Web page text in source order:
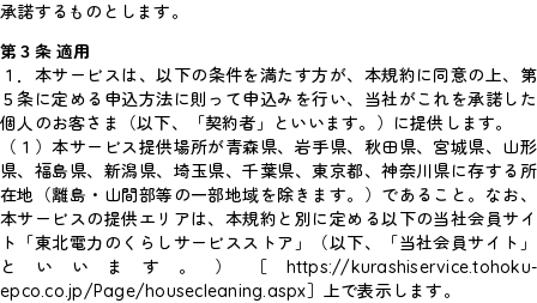
承諾するものとします。
第３条 適用
１． 本サービスは、以下の条件を満たす方が、本規約に同意の上、第
５条に定める申込方法に則って申込みを行い、当社がこれを承諾した
個人のお客さま（以下、「契約者」といいます。）に提供します。
（１）本サービス提供場所が青森県、岩手県、秋田県、宮城県、山形
県、福島県、新潟県、埼玉県、千葉県、東京都、神奈川県に存する所
在地（離島・山間部等の一部地域を除きます。）であること。なお、
本サービスの提供エリアは、本規約と別に定める以下の当社会員サイ
ト「東北電力のくらしサービスストア」（以下、「当社会員サイト」
といいます。）［https://kurashiservice.tohoku-
epco.co.jp/Page/housecleaning.aspx］上で表示します。